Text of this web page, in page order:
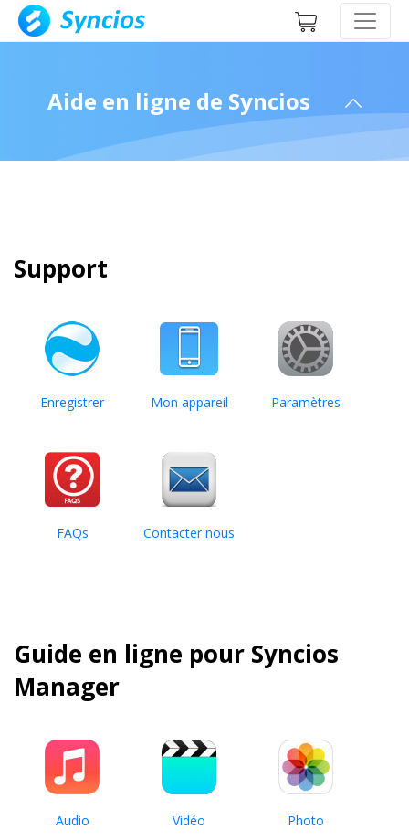
Aide en ligne de Syncios
Support
Enregistrer Mon appareil Paramètres
FAQs Contacter nous
Guide en ligne pour Syncios
Manager
Audio Vidéo Photo